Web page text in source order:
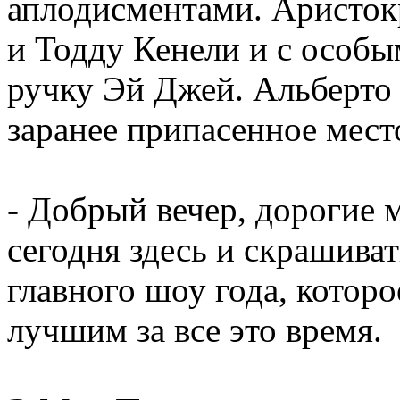
аплодисментами.
и Тодду Кенели и с
ручку Эй Джей. Альберто
заранее припасенное
- Добрый вечер, дорогие
сегодня здесь и
главного шоу года,
лучшим за все это время.